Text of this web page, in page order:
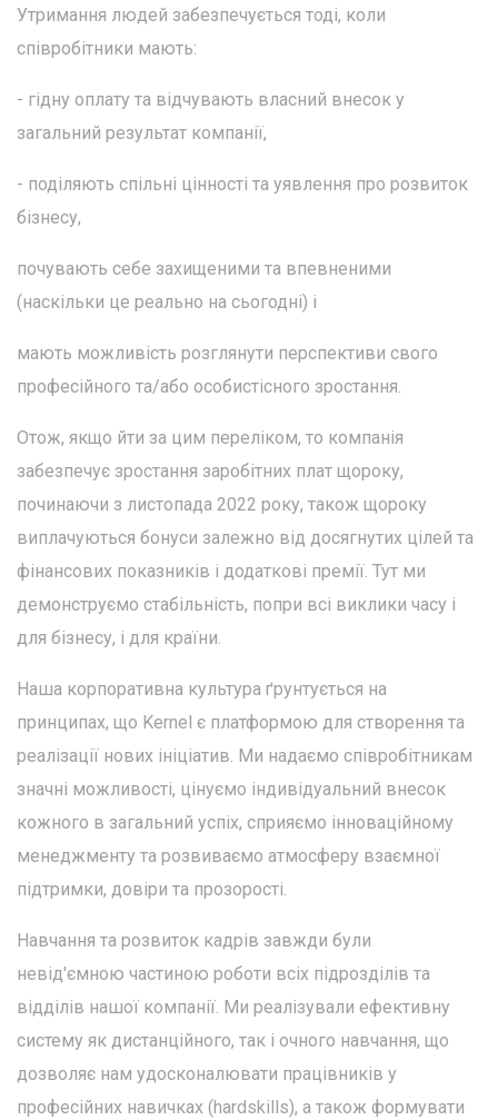
Утримання людей забезпечується тоді, коли
співробітники мають:
- гідну оплату та відчувають власний внесок у
загальний результат компанії,
- поділяють спільні цінності та уявлення про розвиток
бізнесу,
почувають себе захищеними та впевненими
(наскільки це реально на сьогодні) і
мають можливість розглянути перспективи свого
професійного та/або особистісного зростання.
Отож, якщо йти за цим переліком, то компанія
забезпечує зростання заробітних плат щороку,
починаючи з листопада 2022 року, також щороку
виплачуються бонуси залежно від досягнутих цілей та
фінансових показників і додаткові премії. Тут ми
демонструємо стабільність, попри всі виклики часу і
для бізнесу, і для країни.
Наша корпоративна культура ґрунтується на
принципах, що Kernel є платформою для створення та
реалізації нових ініціатив. Ми надаємо співробітникам
значні можливості, цінуємо індивідуальний внесок
кожного в загальний успіх, сприяємо інноваційному
менеджменту та розвиваємо атмосферу взаємної
підтримки, довіри та прозорості.
Навчання та розвиток кадрів завжди були
невід'ємною частиною роботи всіх підрозділів та
відділів нашої компанії. Ми реалізували ефективну
систему як дистанційного, так і очного навчання, що
дозволяє нам удосконалювати працівників у
професійних навичках (hardskills), а також формувати